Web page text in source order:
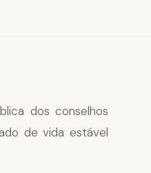
dos conselhos
de vida estável